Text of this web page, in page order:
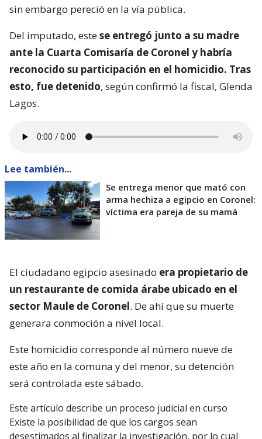
sin embargo pereció en la vía pública.
Del imputado, estese entregó junto a su madre
ante la Cuarta Comisaría de Coronel y habría
reconocido su participación en el homicidio. Tras
esto, fue detenido, según confirmó la fiscal, Glenda
Lagos.
Lee también...
Se entrega menor que mató con
arma hechiza a egipcio en Coronel:
víctima era pareja de su mamá
El ciudadano egipcio asesinado era propietario de
un restaurante de comida árabe ubicado en el
sector Maule de Coronel. De ahí que su muerte
generara conmoción a nivel local.
Este homicidio corresponde al número nueve de
este año en la comuna y del menor, su detención
será controlada este sábado.
Este artículo describe un proceso judicial en curso
Existe la posibilidad de que los cargos sean
desestimados al finalizar la investigación, por lo cual